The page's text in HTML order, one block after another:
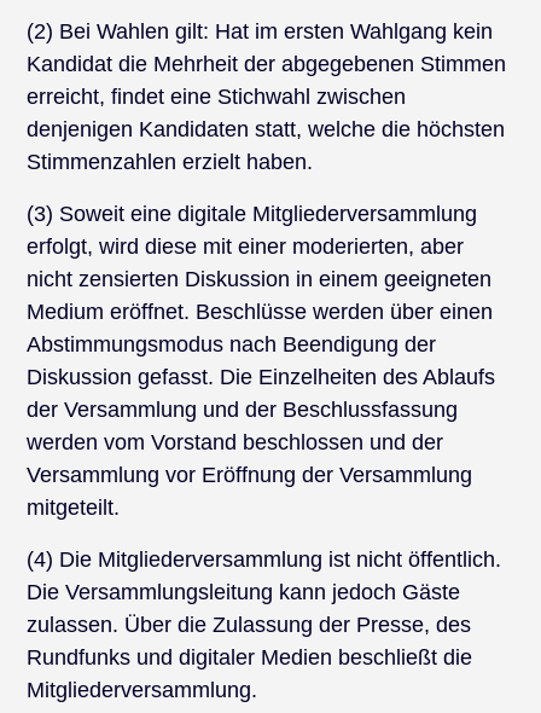
(2) Bei Wahlen gilt: Hat im ersten Wahlgang kein
Kandidat die Mehrheit der abgegebenen Stimmen
erreicht, findet eine Stichwahl zwischen
denjenigen Kandidaten statt, welche die höchsten
Stimmenzahlen erzielt haben.
(3) Soweit eine digitale Mitgliederversammlung
erfolgt, wird diese mit einer moderierten, aber
nicht zensierten Diskussion in einem geeigneten
Medium eröffnet. Beschlüsse werden über einen
Abstimmungsmodus nach Beendigung der
Diskussion gefasst. Die Einzelheiten des Ablaufs
der Versammlung und der Beschlussfassung
werden vom Vorstand beschlossen und der
Versammlung vor Eröffnung der Versammlung
mitgeteilt.
(4) Die Mitgliederversammlung ist nicht öffentlich.
Die Versammlungsleitung kann jedoch Gäste
zulassen. Über die Zulassung der Presse, des
Rundfunks und digitaler Medien beschließt die
Mitgliederversammlung.